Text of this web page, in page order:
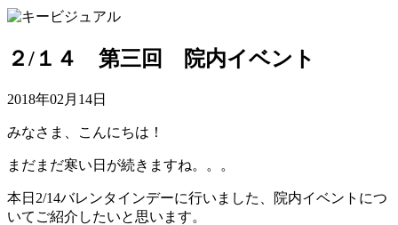
２/１４ 第三回 院内イベント
2018年02月14日
みなさま、こんにちは！
まだまだ寒い日が続きますね。。。
本日2/14バレンタインデーに行いました、院内イベントにつ
いてご紹介したいと思います。